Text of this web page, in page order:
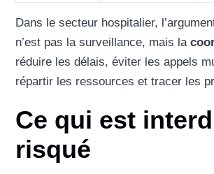
Dans le secteur hospitalier,
n’est pas la surveillance, mais la
réduire les délais, éviter les appels
répartir les ressources et tracer les
Ce qui est
risqué